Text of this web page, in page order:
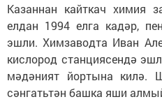
Казаннан кайткач химия
елдан 1994 елга кадәр,
эшли. Химзаводта Иван
кислород станциясендә
мәдәният йортына килә.
сәнгатьтән башка яши